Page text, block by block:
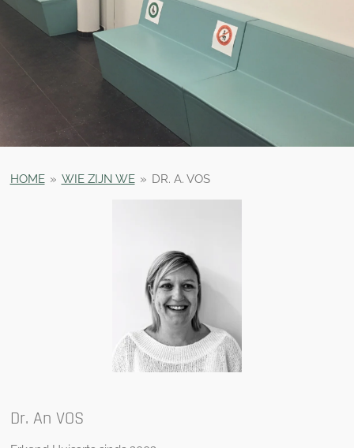
HOME » WIE ZIJN WE » DR. A. VOS
Dr. An VOS